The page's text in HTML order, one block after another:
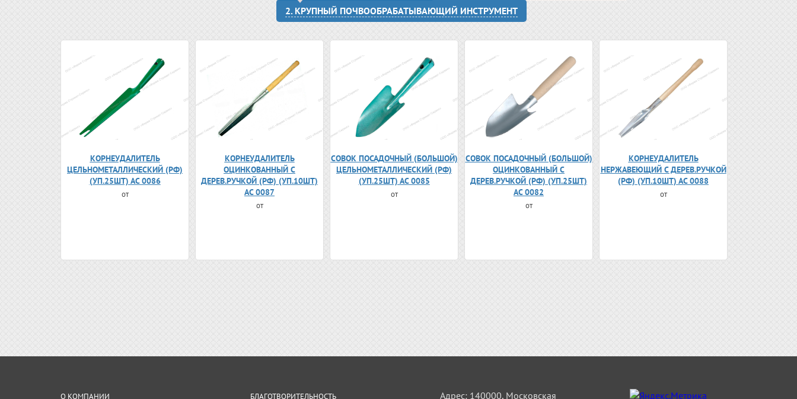
2. КРУПНЫЙ ПОЧВООБРАБАТЫВАЮЩИЙ ИНСТРУМЕНТ
КОРНЕУДАЛИТЕЛЬ
ЦЕЛЬНОМЕТАЛЛИЧЕСКИЙ (РФ)
(УП.25ШТ) АС 0086
от
КОРНЕУДАЛИТЕЛЬ
ОЦИНКОВАННЫЙ С
ДЕРЕВ.РУЧКОЙ (РФ) (УП.10ШТ)
АС 0087
от
СОВОК ПОСАДОЧНЫЙ (БОЛЬШОЙ)
ЦЕЛЬНОМЕТАЛЛИЧЕСКИЙ (РФ)
(УП.25ШТ) АС 0085
от
СОВОК ПОСАДОЧНЫЙ (БОЛЬШОЙ)
ОЦИНКОВАННЫЙ С
ДЕРЕВ.РУЧКОЙ (РФ) (УП.25ШТ)
АС 0082
от
КОРНЕУДАЛИТЕЛЬ
НЕРЖАВЕЮЩИЙ С ДЕРЕВ.РУЧКОЙ
(РФ) (УП.10ШТ) АС 0088
от
О КОМПАНИИ БЛАГОТВОРИТЕЛЬНОСТЬ Адрес: 140000, Московская